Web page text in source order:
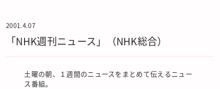
2001.4.07
「NHK週刊ニュース」（NHK総合）
土曜の朝、１週間のニュースをまとめて伝えるニュー
ス番組。